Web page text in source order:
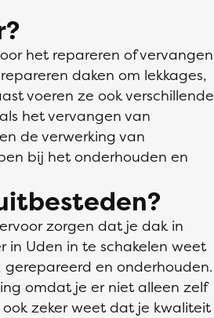
het repareren of vervangen
daken om lekkages,
voeren ze ook verschillende
het vervangen van
de verwerking van
bij het onderhouden en
zorgen dat je dak in
in Uden in te schakelen weet
en onderhouden.
omdat je er niet alleen zelf
zeker weet dat je kwaliteit